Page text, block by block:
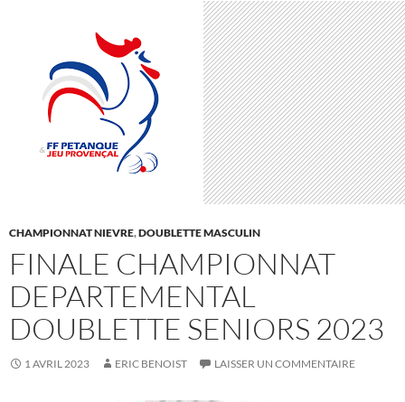
CHAMPIONNAT NIEVRE,DOUBLETTE MASCULIN
FINALE CHAMPIONNAT
DEPARTEMENTAL
DOUBLETTE SENIORS 2023
1 AVRIL 2023 ERIC BENOIST LAISSER UN COMMENTAIRE